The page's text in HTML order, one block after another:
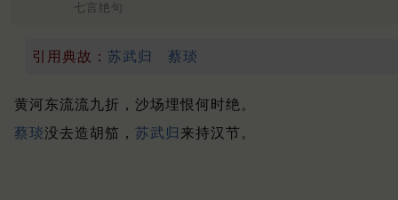
七言绝句
引用典故： 苏武归 蔡琰
黄河东流流九折，沙场埋恨何时绝。
蔡琰没去造胡笳， 苏武归 来持汉节。